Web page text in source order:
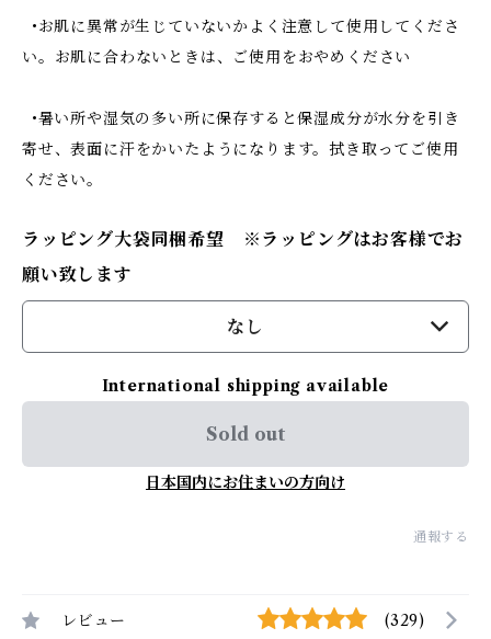
•お肌に異常が生じていないかよく注意して使用してくださ
い。お肌に合わないときは、ご使用をおやめください
•暑い所や湿気の多い所に保存すると保湿成分が水分を引き
寄せ、表面に汗をかいたようになります。拭き取ってご使用
ください。
ラッピング大袋同梱希望 ※ラッピングはお客様でお
願い致します
なし
International shipping available
Sold out
日本国内にお住まいの方向け
通報する
レビュー (329)